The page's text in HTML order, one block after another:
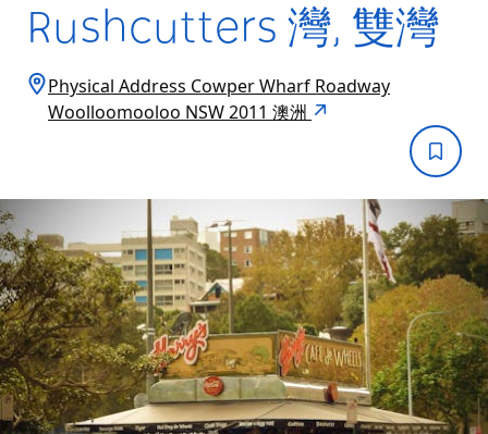
Rushcutters 灣, 雙灣
Physical Address Cowper Wharf Roadway
Woolloomooloo NSW 2011 澳洲